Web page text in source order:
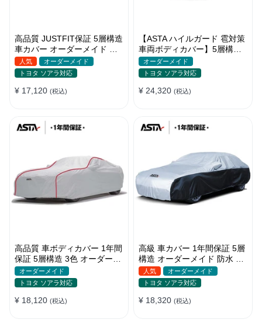
高品質 JUSTFIT保証 5層構造
車カバー オーダーメイド 台
風対策 裏起毛 防水 耐久性 傷
保護
人気
オーダーメイド
トヨタ ソアラ対応
¥ 17,120 (税込)
【ASTA ハイルガード 雹対策
車両ボディカバー】5層構造
厚手 オーダーメイド 凍結防
止 防雪防風 極厚 防風ロープ
付きボディカバー
オーダーメイド
トヨタ ソアラ対応
¥ 24,320 (税込)
高品質 車ボディカバー 1年間
保証 5層構造 3色 オーダーメ
イド 裏起毛 防風防水 四季
オーダーメイド
トヨタ ソアラ対応
¥ 18,120 (税込)
高級 車カバー 1年間保証 5層
構造 オーダーメイド 防水 裏
起毛 台風対策 黄砂対策 車種
専用
人気
オーダーメイド
トヨタ ソアラ対応
¥ 18,320 (税込)